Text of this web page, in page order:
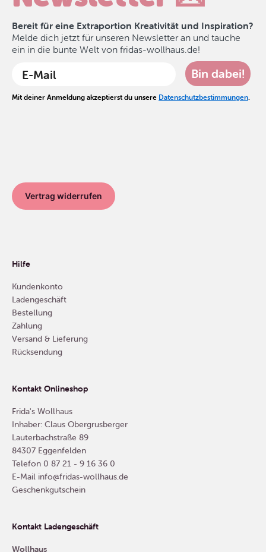
Bereit für eine Extraportion Kreativität und Inspiration?
Melde dich jetzt für unseren Newsletter an und tauche
ein in die bunte Welt von fridas-wollhaus.de!
Bin dabei!
Mit deiner Anmeldung akzeptierst du unsere Datenschutzbestimmungen.
Vertrag widerrufen
Hilfe
Kundenkonto
Ladengeschäft
Bestellung
Zahlung
Versand & Lieferung
Rücksendung
Kontakt Onlineshop
Frida's Wollhaus
Inhaber: Claus Obergrusberger
Lauterbachstraße 89
84307 Eggenfelden
Telefon 0 87 21 - 9 16 36 0
E-Mail info@fridas-wollhaus.de
Geschenkgutschein
Kontakt Ladengeschäft
Wollhaus